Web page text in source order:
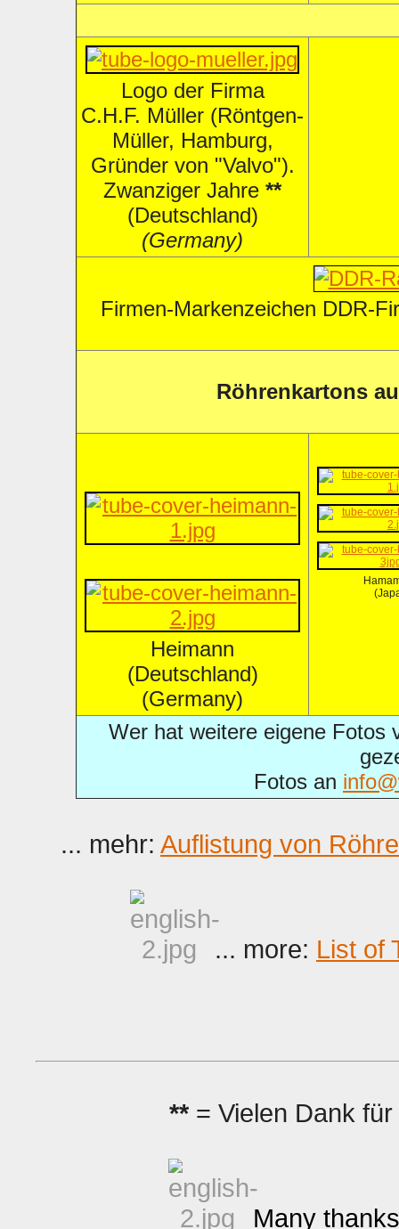
Logo der Firma
C.H.F. Müller (Röntgen-
Müller, Hamburg,
Gründer von "Valvo").
Zwanziger Jahre **
(Deutschland)
(Germany)
Firmen-Markenzeichen DDR-
Röhrenkartons
Heimann
(Deutschland)
(Germany)
Wer hat weitere eigene Fotos
Fotos an
... mehr: Auflistung von
... more: List of
**= Vielen Dank für
Many